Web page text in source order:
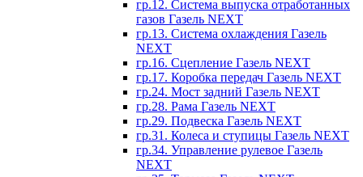
гр.12. Система выпуска отработанных
газов Газель NEXT
гр.13. Система охлаждения Газель
NEXT
гр.16. Сцепление Газель NEXT
гр.17. Коробка передач Газель NEXT
гр.24. Мост задний Газель NEXT
гр.28. Рама Газель NEXT
гр.29. Подвеска Газель NEXT
гр.31. Колеса и ступицы Газель NEXT
гр.34. Управление рулевое Газель
NEXT